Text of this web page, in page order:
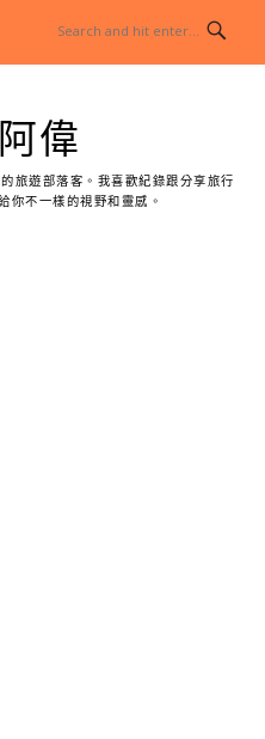
偉
旅遊部落客。我喜歡紀錄跟分享旅行
你不一樣的視野和靈感。